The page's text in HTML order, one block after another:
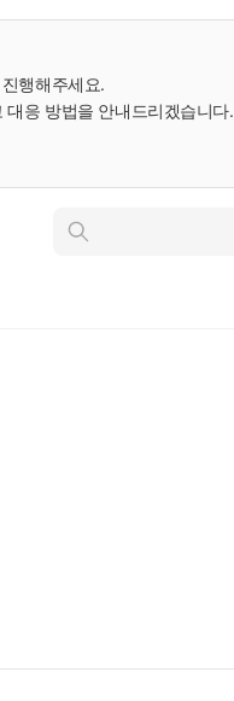
행해주세요.
응 방법을 안내드리겠습니다.
인